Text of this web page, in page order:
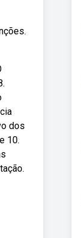
dos
10.